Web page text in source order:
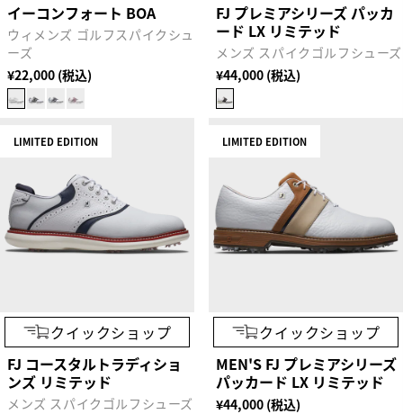
イーコンフォート BOA
ウィメンズ ゴルフスパイクシュ
ーズ
¥22,000 (税込)
FJ プレミアシリーズ パッカ
ード LX リミテッド
メンズ スパイクゴルフシューズ
¥44,000 (税込)
LIMITED EDITION
クイックショップ
FJ コースタルトラディショ
ンズ リミテッド
メンズ スパイクゴルフシューズ
LIMITED EDITION
クイックショップ
MEN'S FJ プレミアシリーズ
パッカード LX リミテッド
¥44,000 (税込)